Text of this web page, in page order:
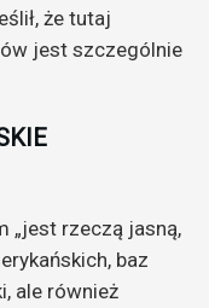
że tutaj
jest szczególnie
„jest rzeczą jasną,
baz
ale również